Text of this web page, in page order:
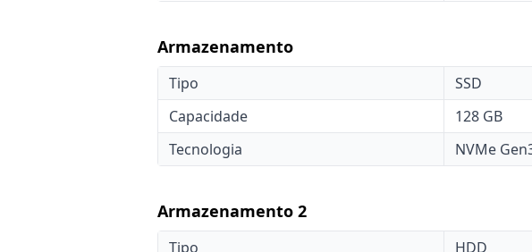
Armazenamento
Tipo
SSD
Capacidade
128 GB
Tecnologia
NVMe
Armazenamento 2
Tipo
HDD